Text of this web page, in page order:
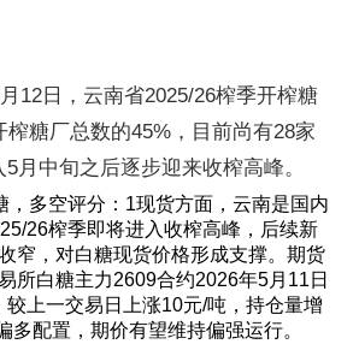
12日，云南省2025/26榨季开榨糖
榨糖厂总数的45%，目前尚有28家
月中旬之后逐步迎来收榨高峰。
，多空评分：1现货方面，云南是国内
26榨季即将进入收榨高峰，后续新
窄，对白糖现货价格形成支撑。期货
所白糖主力2609合约2026年5月11日
上一交易日上涨10元/吨，持仓量增
多配置，期价有望维持偏强运行。